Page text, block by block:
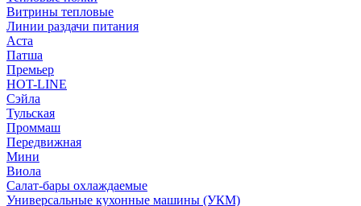
Витрины тепловые
Линии раздачи питания
Аста
Патша
Премьер
HOT-LINE
Сэйла
Тульская
Проммаш
Передвижная
Мини
Виола
Салат-бары охлаждаемые
Универсальные кухонные машины (УКМ)